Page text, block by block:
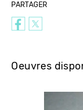
PARTAGER
Oeuvres